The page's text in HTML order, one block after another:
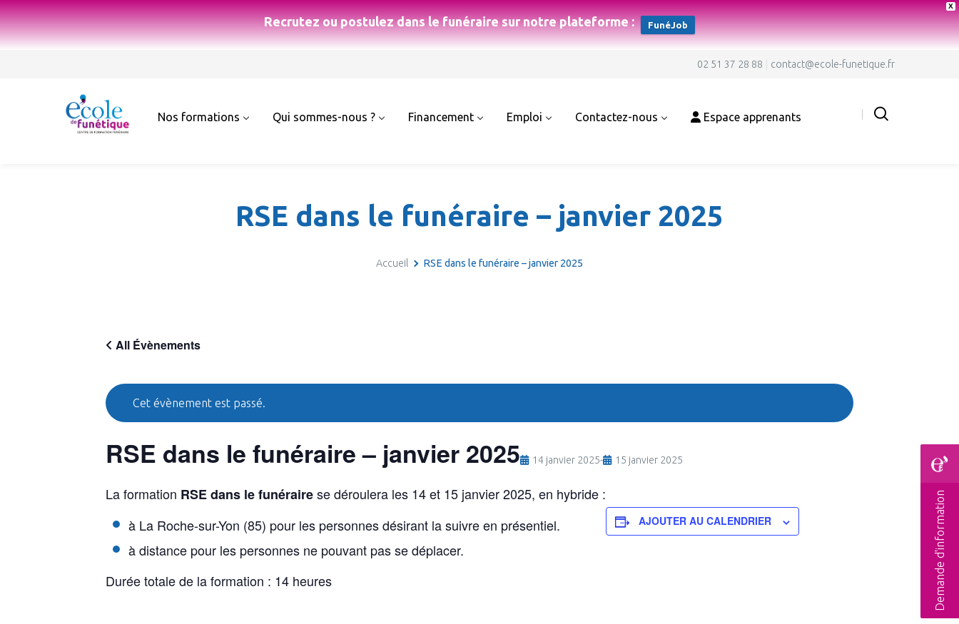
X
Recrutez ou postulez dans le funéraire sur notre plateforme : FunéJob
02 51 37 28 88 contact@ecole-funetique.fr
Nos formations Qui sommes-nous ? Financement Emploi Contactez-nous Espace apprenants
RSE dans le funéraire – janvier 2025
Accueil RSE dans le funéraire – janvier 2025
All Évènements
Cet évènement est passé.
RSE dans le funéraire – janvier 2025 14 janvier 2025- 15 janvier 2025
La formation RSE dans le funérairese déroulera les 14 et 15 janvier 2025, en hybride :
à La Roche-sur-Yon (85) pour les personnes désirant la suivre en présentiel.
à distance pour les personnes ne pouvant pas se déplacer.
Durée totale de la formation : 14 heures
AJOUTER AU CALENDRIER Demande d'information